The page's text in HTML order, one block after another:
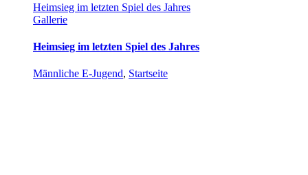
Heimsieg im letzten Spiel des Jahres
Gallerie
Heimsieg im letzten Spiel des Jahres
Männliche E-Jugend, Startseite